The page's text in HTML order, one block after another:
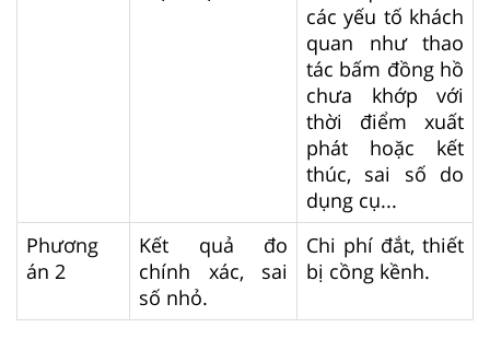
các yếu tố khách
quan như thao
tác bấm đồng hồ
chưa khớp với
thời điểm xuất
phát hoặc kết
thúc, sai số do
dụng cụ...
Phương
án 2
Kết quả đo
chính xác, sai
số nhỏ.
Chi phí đắt, thiết
bị cồng kềnh.